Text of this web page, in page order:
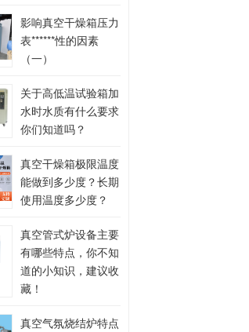
影响真空干燥箱压力
表******性的因素
（一）
关于高低温试验箱加
水时水质有什么要求
你们知道吗？
真空干燥箱极限温度
能做到多少度？长期
使用温度多少度？
真空管式炉设备主要
有哪些特点，你不知
道的小知识，建议收
藏！
真空气氛烧结炉特点